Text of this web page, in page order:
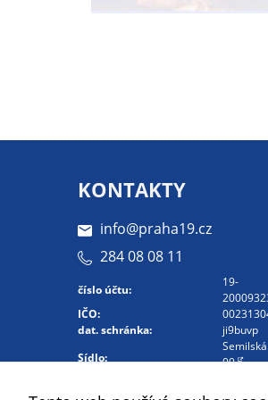
KONTAKTY
info@praha19.cz
284 08 08 11
číslo účtu:
19-
IČO:
dat. schránka:
ji9buvp
Sídlo:
00